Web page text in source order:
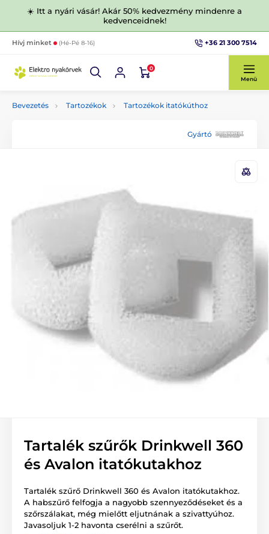
☀️ Itt a nyári vásár! Akár 50% kedvezmény mindenre a
kedvenceidnek!
Hívj minket (Hé-Pé 8-16) +36 21 300 7514
0
Menü
Bevezetés Tartozékok Tartozékok itatókúthoz
Gyártó
Tartalék szűrők Drinkwell 360
és Avalon itatókutakhoz
Tartalék szűrő Drinkwell 360 és Avalon itatókutakhoz.
A habszűrő felfogja a nagyobb szennyeződéseket és a
szőrszálakat, még mielőtt eljutnának a szivattyúhoz.
Javasoljuk 1-2 havonta cserélni a szűrőt.